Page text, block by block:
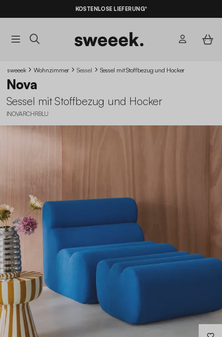
KOSTENLOSE LIEFERUNG*
sweeek Wohnzimmer Sessel Sessel mit Stoffbezug und Hocker
Nova
Sessel mit Stoffbezug und Hocker
INOVARCHRBLU